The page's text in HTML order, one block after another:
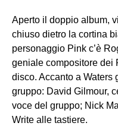
Aperto il doppio album,
chiuso dietro la cortina
personaggio Pink c’è
geniale compositore dei
disco. Accanto a Waters
gruppo: David Gilmour,
voce del gruppo; Nick
Write alle tastiere.